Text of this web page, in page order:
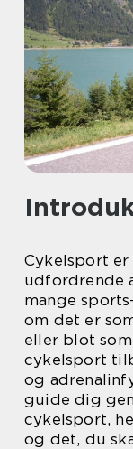
Cykelsport
udfordrende
mange
om det er
eller blot
cykelsport
og
guide dig
cykelsport,
og det, du